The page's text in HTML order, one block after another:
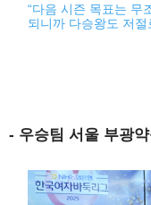
“다음 시즌 목표는 무
되니까 다승왕도 저
- 우승팀 서울 부광